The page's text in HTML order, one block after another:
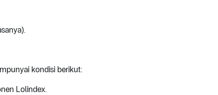
kondisi berikut:
Lolindex.